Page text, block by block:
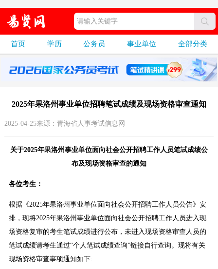
首页 学历 公务员 事业单位 全部分类
2025年果洛州事业单位招聘笔试成绩及现场资格审查通知
2025-04-25来源：青海省人事考试信息网
关于2025年果洛州事业单位面向社会公开招聘工作人员笔试成绩公
布及现场资格审查的通知
各位考生：
根据《2025年果洛州事业单位面向社会公开招聘工作人员公告》安
排，现将2025年果洛州事业单位面向社会公开招聘工作人员进入现
场资格复审的考生笔试成绩进行公布，未进入现场资格审查人员的
笔试成绩请考生通过“个人笔试成绩查询”链接自行查询。现将有关
现场资格审查事项通知如下: